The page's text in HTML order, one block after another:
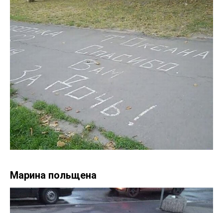
Марина польщена